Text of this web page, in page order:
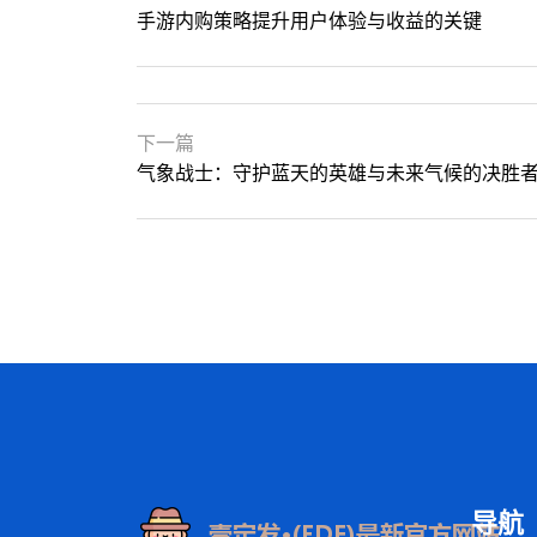
手游内购策略提升用户体验与收益的关键
下一篇
气象战士：守护蓝天的英雄与未来气候的决胜
导航